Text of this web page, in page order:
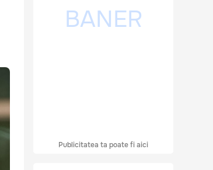
Publicitatea ta poate fi aici